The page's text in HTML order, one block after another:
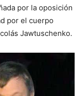
por la oposición
por el cuerpo
Jawtuschenko.